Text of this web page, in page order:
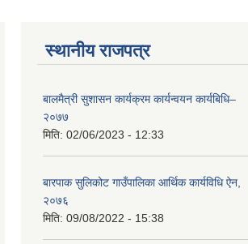
स्थानीय राजपत्र
बालमैत्री सुशासन कार्यक्रम कार्यन्वयन कार्यबिधि–
२०७७
मिति: 02/06/2023 - 12:33
बारपाक सुलिकोट गाउँपालिका आर्थिक कार्यविधि ऐन,
२०७६
मिति: 09/08/2022 - 15:38